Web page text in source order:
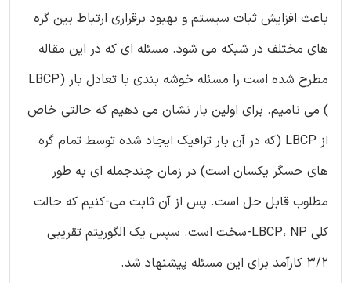
باعث افزایش ثبات سیستم و بهبود برقراری ارتباط بین گره
های مختلف در شبکه می شود. مسئله ای که در این مقاله
مطرح شده است را مسئله خوشه بندی با تعادل بار (LBCP
) می نامیم. برای اولین بار نشان می دهیم که حالتی خاص
از LBCP (که در آن بار ترافیک ایجاد شده توسط تمام گره
های حسگر یکسان است) در زمان چندجمله ای به طور
مطلوب قابل حل است. پس از آن ثابت می-کنیم که حالت
کلی LBCP، NP-سخت است. سپس یک الگوریتم تقریبی
3/2 کارآمد برای این مسئله پیشنهاد شد.